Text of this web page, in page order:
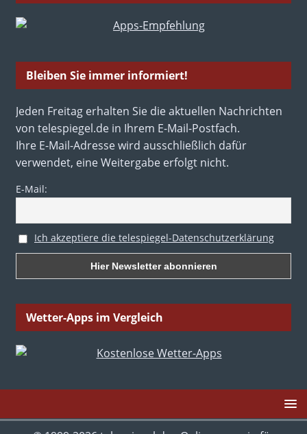
Bleiben Sie immer informiert!
Jeden Freitag erhalten Sie die aktuellen Nachrichten
von telespiegel.de in Ihrem E-Mail-Postfach.
Ihre E-Mail-Adresse wird ausschließlich dafür
verwendet, eine Weitergabe erfolgt nicht.
E-Mail:
Ich akzeptiere die telespiegel-Datenschutzerklärung
Wetter-Apps im Vergleich